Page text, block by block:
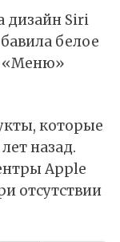
дизайн Siri
белое
«Меню»
которые
назад.
Apple
отсутствии